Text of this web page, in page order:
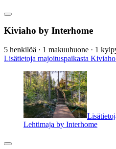
Kiviaho by Interhome
5 henkilöä · 1 makuuhuone · 1
Lisätietoja majoituspaikasta
Lehtimaja by Interhome